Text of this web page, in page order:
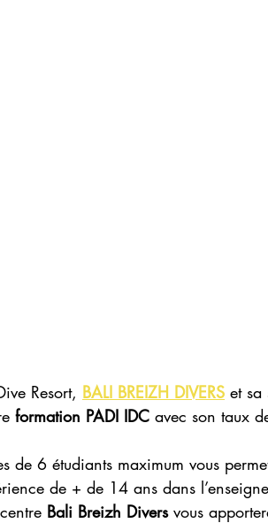
Resort, BALI BREIZH DIVERS et sa
formation PADI IDC avec son taux
de 6 étudiants maximum vous
de + de 14 ans dans
Bali Breizh Divers vous